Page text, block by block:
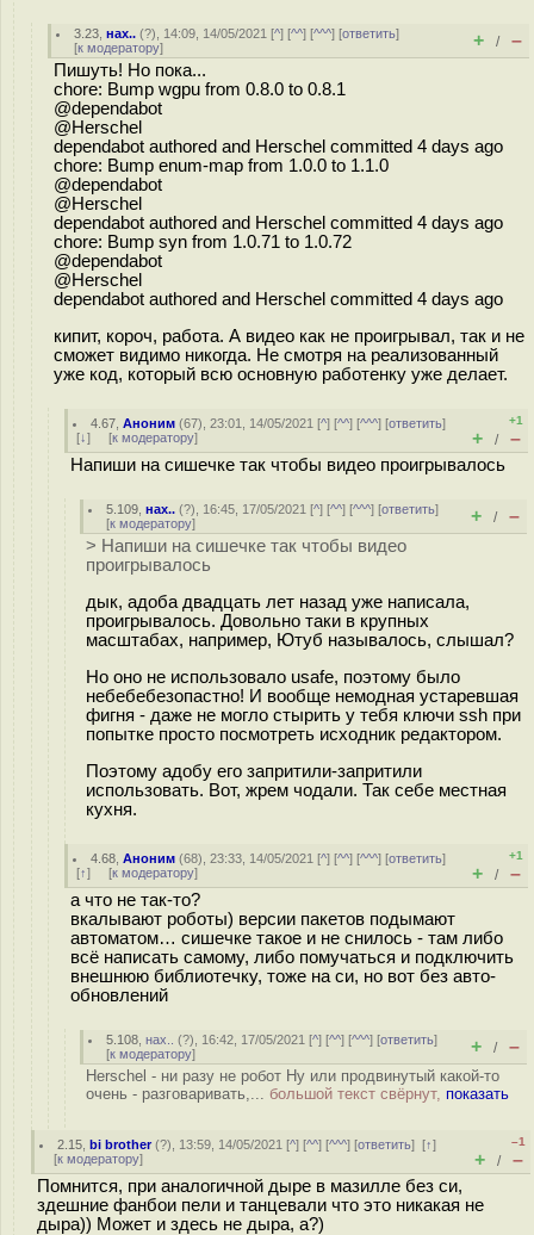
3.23 ,нах.. (?), 14:09, 14/05/2021 [^] [^^] [^^^] [ответить]
[к модератору] + / –
Пишуть! Но пока...
chore: Bump wgpu from 0.8.0 to 0.8.1
@dependabot
@Herschel
dependabot authored and Herschel committed 4 days ago
chore: Bump enum-map from 1.0.0 to 1.1.0
@dependabot
@Herschel
dependabot authored and Herschel committed 4 days ago
chore: Bump syn from 1.0.71 to 1.0.72
@dependabot
@Herschel
dependabot authored and Herschel committed 4 days ago
кипит, короч, работа. А видео как не проигрывал, так и не
сможет видимо никогда. Не смотря на реализованный
уже код, который всю основную работенку уже делает.
4.67 ,Аноним (67), 23:01, 14/05/2021 [^] [^^] [^^^] [ответить]
[↓] [к модератору]
+1
+ / –
Напиши на сишечке так чтобы видео проигрывалось
5.109 ,нах.. (?), 16:45, 17/05/2021 [^] [^^] [^^^] [ответить]
[к модератору] + / –
> Напиши на сишечке так чтобы видео
проигрывалось
дык, адоба двадцать лет назад уже написала,
проигрывалось. Довольно таки в крупных
масштабах, например, Ютуб называлось, слышал?
Но оно не использовало usafe, поэтому было
небебебезопастно! И вообще немодная устаревшая
фигня - даже не могло стырить у тебя ключи ssh при
попытке просто посмотреть исходник редактором.
Поэтому адобу его запритили-запритили
использовать. Вот, жрем чодали. Так себе местная
кухня.
4.68 ,Аноним (68), 23:33, 14/05/2021 [^] [^^] [^^^] [ответить]
[↑] [к модератору]
+1
+ / –
а что не так-то?
вкалывают роботы) версии пакетов подымают
автоматом… сишечке такое и не снилось - там либо
всё написать самому, либо помучаться и подключить
внешнюю библиотечку, тоже на си, но вот без авто-
обновлений
5.108 ,нах.. (?), 16:42, 17/05/2021 [^] [^^] [^^^] [ответить]
[к модератору] + / –
Herschel - ни разу не робот Ну или продвинутый какой-то
очень - разговаривать,... большой текст свёрнут, показать
2.15 ,bi brother(?), 13:59, 14/05/2021 [^] [^^] [^^^] [ответить][↑]
[к модератору]
–1
+ / –
Помнится, при аналогичной дыре в мазилле без си,
здешние фанбои пели и танцевали что это никакая не
дыра)) Может и здесь не дыра, а?)